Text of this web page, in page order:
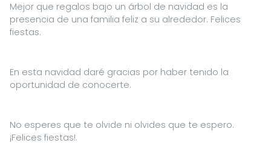
Mejor que regalos bajo un árbol de navidad es la
presencia de una familia feliz a su alrededor. Felices
fiestas.
En esta navidad daré gracias por haber tenido la
oportunidad de conocerte.
No esperes que te olvide ni olvides que te espero.
¡Felices fiestas!.